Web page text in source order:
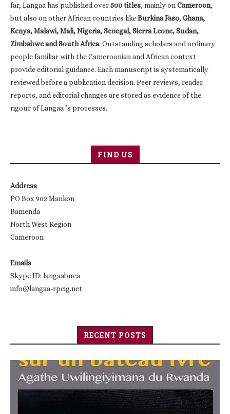
far, Langaa has published over500 titles, mainly onCameroon,
but also on other African countries likeBurkina Faso, Ghana,
Kenya, Malawi, Mali, Nigeria, Senegal, Sierra Leone, Sudan,
Zimbabwe and South Africa. Outstanding scholars and ordinary
people familiar with the Cameroonian and African context
provide editorial guidance. Each manuscript is systematically
reviewed before a publication decision. Peer reviews, reader
reports, and editorial changes are stored as evidence of the
rigour of Langaa ’s processes.
FIND US
Address
PO Box 902 Mankon
Bamenda
North West Region
Cameroon
Emails
Skype ID: langaabuea
info@langaa-rpcig.net
RECENT POSTS